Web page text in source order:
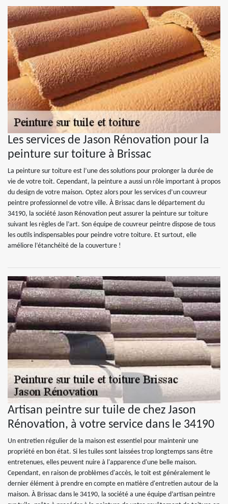
Les services de Jason Rénovation pour la
peinture sur toiture à Brissac
La peinture sur toiture est l’une des solutions pour prolonger la durée de
vie de votre toit. Cependant, la peinture a aussi un rôle important à propos
du design de votre maison. Optez alors pour les services d’un couvreur
peintre professionnel de votre ville. À Brissac dans le département du
34190, la société Jason Rénovation peut assurer la peinture sur toiture
suivant les règles de l’art. Son équipe de couvreur peintre dispose de tous
les outils indispensables pour peindre votre toiture. Et surtout, elle
améliore l’étanchéité de la couverture !
Artisan peintre sur tuile de chez Jason
Rénovation, à votre service dans le 34190
Un entretien régulier de la maison est essentiel pour maintenir une
propriété en bon état. Si les tuiles sont laissées trop longtemps sans être
entretenues, elles peuvent nuire à l'apparence d'une belle maison.
Cependant, en raison de problèmes d'accès, le toit est généralement le
dernier élément à prendre en compte en matière d'entretien autour de la
maison. À Brissac dans le 34190, la société a une équipe d’artisan peintre